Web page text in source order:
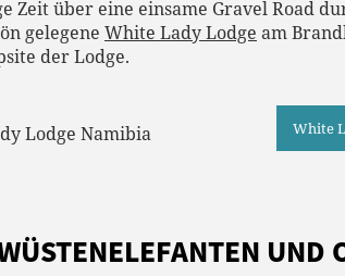
Zeit über eine einsame Gravel Road
gelegene White Lady Lodge am
der Lodge.
White
UND